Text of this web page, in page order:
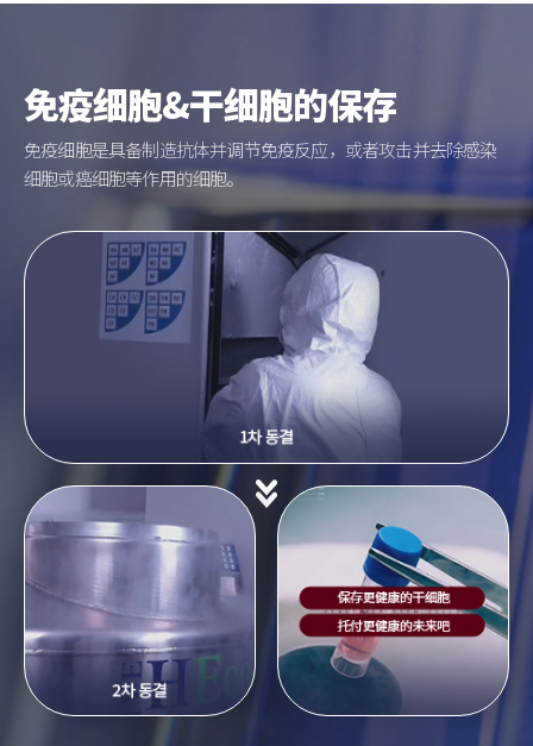
免疫细胞&干细胞的保存
免疫细胞是具备制造抗体并调节免疫反应，或者攻击并去除感染
细胞或癌细胞等作用的细胞。